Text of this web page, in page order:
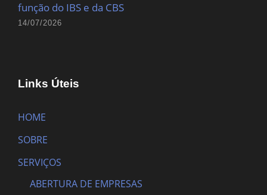
função do IBS e da CBS
14/07/2026
Links Úteis
HOME
SOBRE
SERVIÇOS
ABERTURA DE EMPRESAS